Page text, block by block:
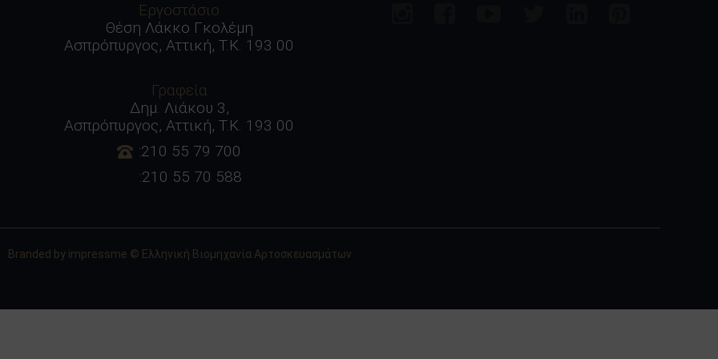
Εργοστάσιο
Θέση Λάκκο Γκολέμη
Ασπρόπυργος, Αττική, Τ.Κ. 193 00
Γραφεία
Δημ. Λιάκου 3,
Ασπρόπυργος, Αττική, Τ.Κ. 193 00
:210 55 79 700
:210 55 70 588
Branded by impressme © Ελληνική Βιομηχανία Αρτοσκευασμάτων